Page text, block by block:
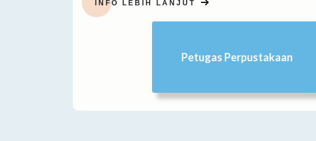
INFO LEBIH LANJUT
Petugas Perpustakaan